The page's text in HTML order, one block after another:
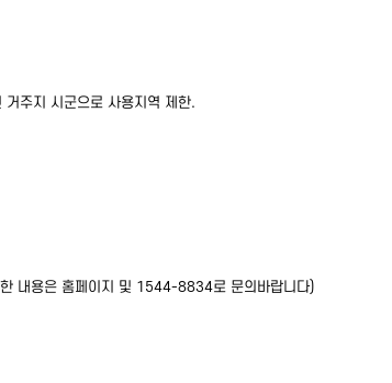
주지 시군으로 사용지역 제한.
내용은 홈페이지 및 1544-8834로 문의바랍니다)